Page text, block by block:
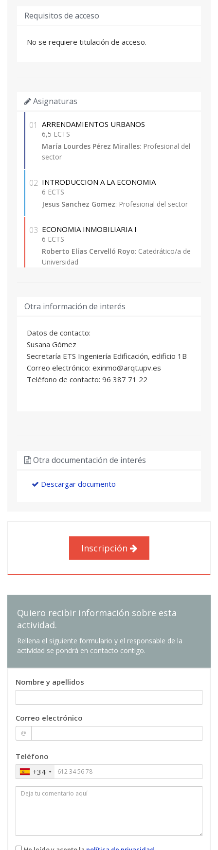
Requisitos de acceso
No se requiere titulación de acceso.
Asignaturas
01 ARRENDAMIENTOS URBANOS
6,5 ECTS
María Lourdes Pérez Miralles: Profesional del
sector
02 INTRODUCCION A LA ECONOMIA
6 ECTS
Jesus Sanchez Gomez : Profesional del sector
03 ECONOMIA INMOBILIARIA I
6 ECTS
Roberto Elías Cervelló Royo: Catedrático/a de
Universidad
4,5 ECTS
05 INTRODUCCION A LA MEDICION DE FINCAS
URBANAS Y RUSTICAS
5 ECTS
Helena García Solaz: Profesor/a Titular
07
6 ECTS
INTRODUCCION AL DERECHO
Maria De Los Angeles Escriba Moreno
Otra información de interés
Datos de contacto:
Susana Gómez
Secretaría ETS Ingeniería Edificación, edificio 1B
Correo electrónico: exinmo@arqt.upv.es
Teléfono de contacto: 96 387 71 22
Otra documentación de interés
Descargar documento
Inscripción
Quiero recibir información sobre esta
actividad.
Rellena el siguiente formulario y el responsable de la
actividad se pondrá en contacto contigo.
Nombre y apellidos
Correo electrónico
@
Teléfono
+34